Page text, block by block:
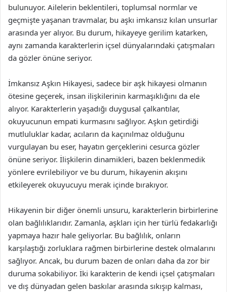
bulunuyor. Ailelerin beklentileri, toplumsal normlar ve
geçmişte yaşanan travmalar, bu aşkı imkansız kılan unsurlar
arasında yer alıyor. Bu durum, hikayeye gerilim katarken,
aynı zamanda karakterlerin içsel dünyalarındaki çatışmaları
da gözler önüne seriyor.
İmkansız Aşkın Hikayesi, sadece bir aşk hikayesi olmanın
ötesine geçerek, insan ilişkilerinin karmaşıklığını da ele
alıyor. Karakterlerin yaşadığı duygusal çalkantılar,
okuyucunun empati kurmasını sağlıyor. Aşkın getirdiği
mutluluklar kadar, acıların da kaçınılmaz olduğunu
vurgulayan bu eser, hayatın gerçeklerini cesurca gözler
önüne seriyor. İlişkilerin dinamikleri, bazen beklenmedik
yönlere evrilebiliyor ve bu durum, hikayenin akışını
etkileyerek okuyucuyu merak içinde bırakıyor.
Hikayenin bir diğer önemli unsuru, karakterlerin birbirlerine
olan bağlılıklarıdır. Zamanla, aşkları için her türlü fedakarlığı
yapmaya hazır hale geliyorlar. Bu bağlılık, onların
karşılaştığı zorluklara rağmen birbirlerine destek olmalarını
sağlıyor. Ancak, bu durum bazen de onları daha da zor bir
duruma sokabiliyor. İki karakterin de kendi içsel çatışmaları
ve dış dünyadan gelen baskılar arasında sıkışıp kalması,